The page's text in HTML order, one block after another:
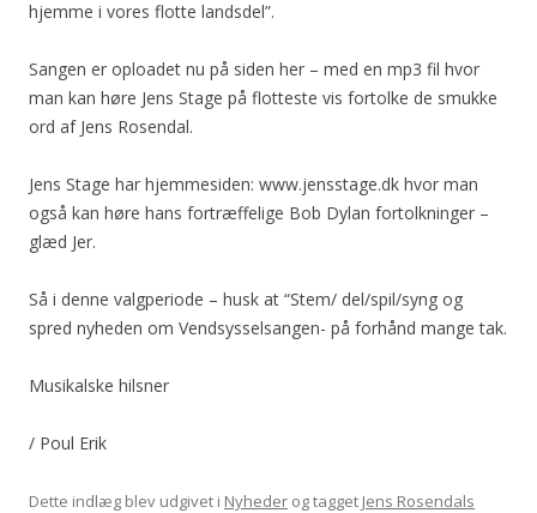
hjemme i vores flotte landsdel”.
Sangen er oploadet nu på siden her – med en mp3 fil hvor
man kan høre Jens Stage på flotteste vis fortolke de smukke
ord af Jens Rosendal.
Jens Stage har hjemmesiden: www.jensstage.dk hvor man
også kan høre hans fortræffelige Bob Dylan fortolkninger –
glæd Jer.
Så i denne valgperiode – husk at “Stem/ del/spil/syng og
spred nyheden om Vendsysselsangen- på forhånd mange tak.
Musikalske hilsner
/ Poul Erik
Dette indlæg blev udgivet i Nyheder og tagget Jens Rosendals